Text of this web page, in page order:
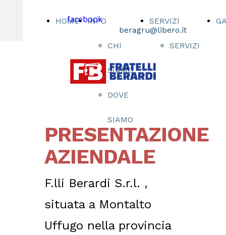
HOME INFO
CHI
SIAMO
DOVE
SIAMO
SERVIZI
SERVIZI
facebook
beragru@libero.it
PRESENTAZIONE
AZIENDALE
F.lli Berardi S.r.l. ,
situata a Montalto
Uffugo nella provincia